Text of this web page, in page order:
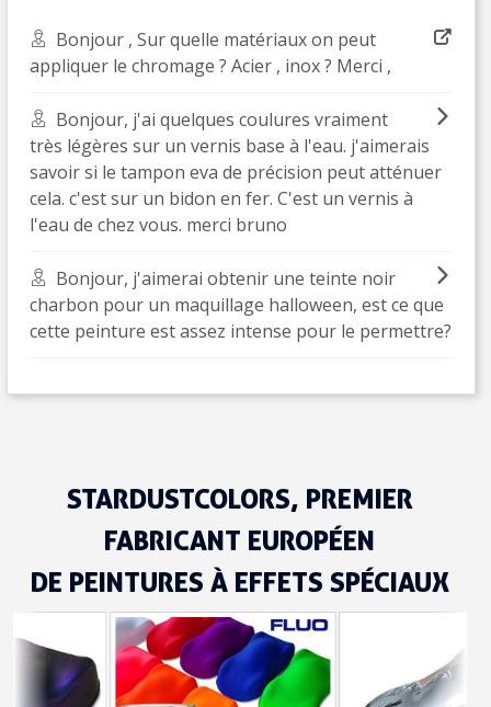
Inscription à la newsletter : 5€ de réduction
Paiement en 4x sans frais dès 30€ d'achats
Votre devis en ligne en moins d'1 minute
Bonjour , Sur quelle matériaux on peut
appliquer le chromage ? Acier , inox ? Merci ,
Bonjour, j'ai quelques coulures vraiment
très légères sur un vernis base à l'eau. j'aimerais
savoir si le tampon eva de précision peut atténuer
cela. c'est sur un bidon en fer. C'est un vernis à
l'eau de chez vous. merci bruno
Bonjour, j'aimerai obtenir une teinte noir
charbon pour un maquillage halloween, est ce que
cette peinture est assez intense pour le permettre?
STARDUSTCOLORS, PREMIER
FABRICANT EUROPÉEN
DE PEINTURES À EFFETS SPÉCIAUX